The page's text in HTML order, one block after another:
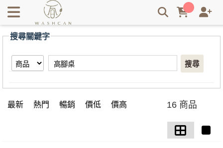
【高腳桌】搜尋結果 | Washcan瓦士肯
搜尋關鍵字
搜尋
最新 熱門 暢銷 價低 價高 16 商品